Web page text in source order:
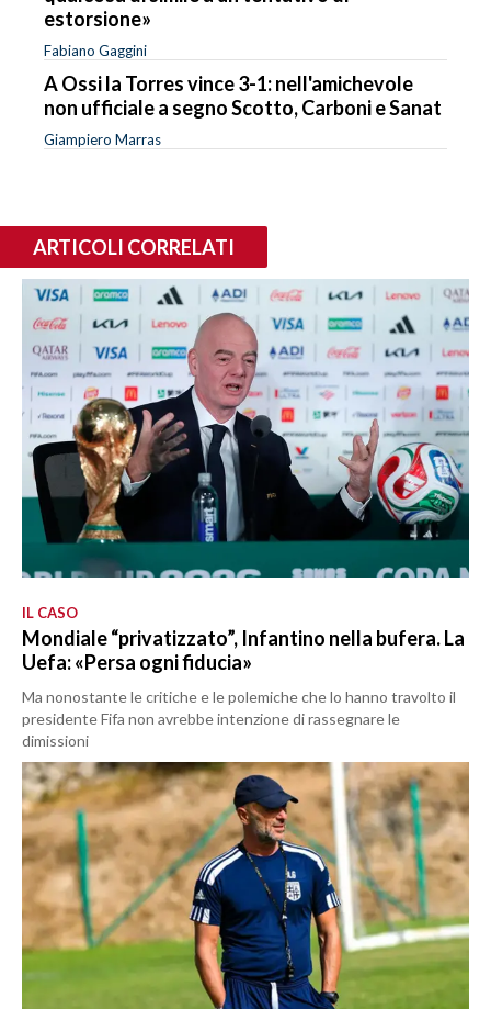
estorsione»
Fabiano Gaggini
A Ossi la Torres vince 3-1: nell'amichevole
non ufficiale a segno Scotto, Carboni e Sanat
Giampiero Marras
ARTICOLI CORRELATI
IL CASO
Mondiale “privatizzato”, Infantino nella bufera. La
Uefa: «Persa ogni fiducia»
Ma nonostante le critiche e le polemiche che lo hanno travolto il
presidente Fifa non avrebbe intenzione di rassegnare le
dimissioni